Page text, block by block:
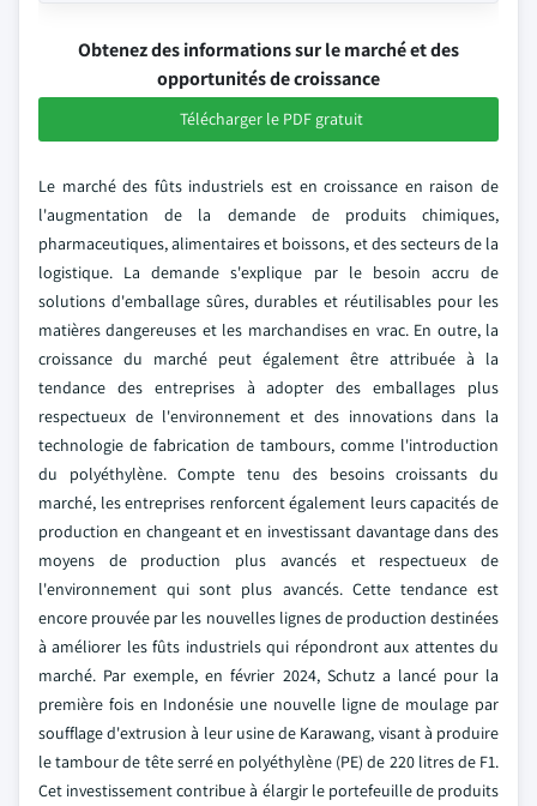
Obtenez des informations sur le marché et des
opportunités de croissance
Télécharger le PDF gratuit
Le marché des fûts industriels est en croissance en raison de
l'augmentation de la demande de produits chimiques,
pharmaceutiques, alimentaires et boissons, et des secteurs de la
logistique. La demande s'explique par le besoin accru de
solutions d'emballage sûres, durables et réutilisables pour les
matières dangereuses et les marchandises en vrac. En outre, la
croissance du marché peut également être attribuée à la
tendance des entreprises à adopter des emballages plus
respectueux de l'environnement et des innovations dans la
technologie de fabrication de tambours, comme l'introduction
du polyéthylène. Compte tenu des besoins croissants du
marché, les entreprises renforcent également leurs capacités de
production en changeant et en investissant davantage dans des
moyens de production plus avancés et respectueux de
l'environnement qui sont plus avancés. Cette tendance est
encore prouvée par les nouvelles lignes de production destinées
à améliorer les fûts industriels qui répondront aux attentes du
marché. Par exemple, en février 2024, Schutz a lancé pour la
première fois en Indonésie une nouvelle ligne de moulage par
soufflage d'extrusion à leur usine de Karawang, visant à produire
le tambour de tête serré en polyéthylène (PE) de 220 litres de F1.
Cet investissement contribue à élargir le portefeuille de produits